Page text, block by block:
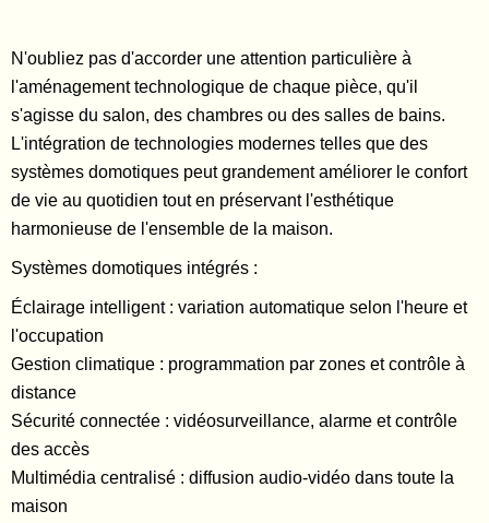
N'oubliez pas d'accorder une attention particulière à
l'aménagement technologique de chaque pièce, qu'il
s'agisse du salon, des chambres ou des salles de bains.
L'intégration de technologies modernes telles que des
systèmes domotiques peut grandement améliorer le confort
de vie au quotidien tout en préservant l'esthétique
harmonieuse de l'ensemble de la maison.
Systèmes domotiques intégrés :
Éclairage intelligent : variation automatique selon l'heure et
l'occupation
Gestion climatique : programmation par zones et contrôle à
distance
Sécurité connectée : vidéosurveillance, alarme et contrôle
des accès
Multimédia centralisé : diffusion audio-vidéo dans toute la
maison